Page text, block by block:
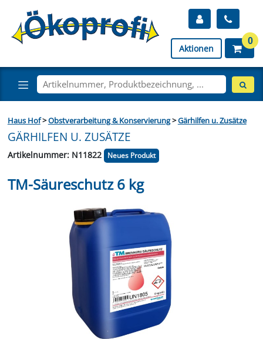
Aktionen
0
Haus Hof>Obstverarbeitung & Konservierung>Gärhilfen u. Zusätze
GÄRHILFEN U. ZUSÄTZE
Artikelnummer: N11822 Neues Produkt
TM-Säureschutz 6 kg